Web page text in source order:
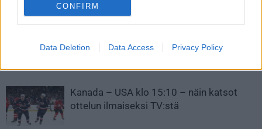
CONFIRM
Data Deletion Data Access Privacy Policy
kaukaloon
divisioonassa – sai samasta tilanteesta
Kanada – USA klo 15:10 – näin katsot
ottelun ilmaiseksi TV:stä